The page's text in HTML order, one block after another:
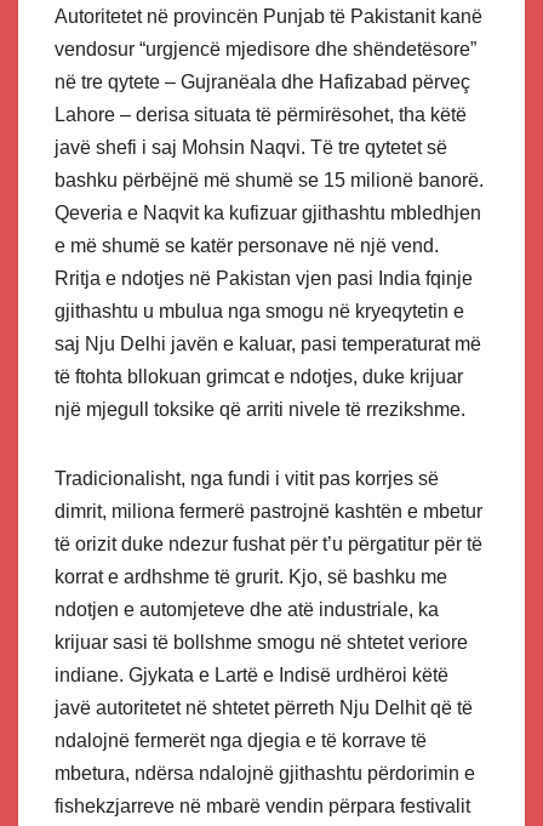
Autoritetet në provincën Punjab të Pakistanit kanë
vendosur “urgjencë mjedisore dhe shëndetësore”
në tre qytete – Gujranëala dhe Hafizabad përveç
Lahore – derisa situata të përmirësohet, tha këtë
javë shefi i saj Mohsin Naqvi. Të tre qytetet së
bashku përbëjnë më shumë se 15 milionë banorë.
Qeveria e Naqvit ka kufizuar gjithashtu mbledhjen
e më shumë se katër personave në një vend.
Rritja e ndotjes në Pakistan vjen pasi India fqinje
gjithashtu u mbulua nga smogu në kryeqytetin e
saj Nju Delhi javën e kaluar, pasi temperaturat më
të ftohta bllokuan grimcat e ndotjes, duke krijuar
një mjegull toksike që arriti nivele të rrezikshme.
Tradicionalisht, nga fundi i vitit pas korrjes së
dimrit, miliona fermerë pastrojnë kashtën e mbetur
të orizit duke ndezur fushat për t’u përgatitur për të
korrat e ardhshme të grurit. Kjo, së bashku me
ndotjen e automjeteve dhe atë industriale, ka
krijuar sasi të bollshme smogu në shtetet veriore
indiane. Gjykata e Lartë e Indisë urdhëroi këtë
javë autoritetet në shtetet përreth Nju Delhit që të
ndalojnë fermerët nga djegia e të korrave të
mbetura, ndërsa ndalojnë gjithashtu përdorimin e
fishekzjarreve në mbarë vendin përpara festivalit